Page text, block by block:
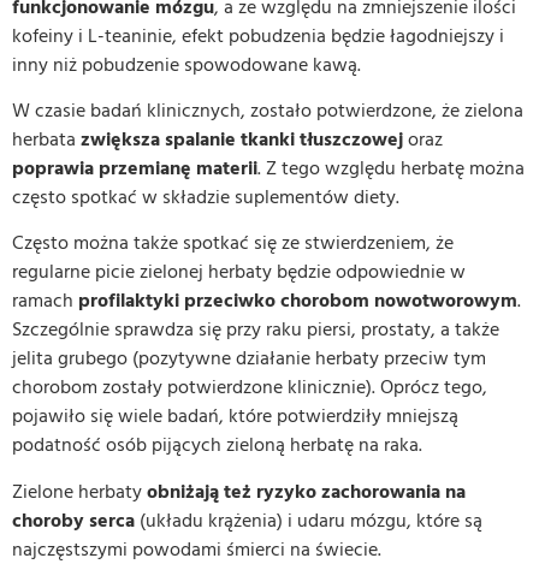
funkcjonowanie mózgu, a ze względu na zmniejszenie ilości
kofeiny i L-teaninie, efekt pobudzenia będzie łagodniejszy i
inny niż pobudzenie spowodowane kawą.
W czasie badań klinicznych, zostało potwierdzone, że zielona
herbata zwiększa spalanie tkanki tłuszczowejoraz
poprawia przemianę materii. Z tego względu herbatę można
często spotkać w składzie suplementów diety.
Często można także spotkać się ze stwierdzeniem, że
regularne picie zielonej herbaty będzie odpowiednie w
ramach profilaktyki przeciwko chorobom nowotworowym.
Szczególnie sprawdza się przy raku piersi, prostaty, a także
jelita grubego (pozytywne działanie herbaty przeciw tym
chorobom zostały potwierdzone klinicznie). Oprócz tego,
pojawiło się wiele badań, które potwierdziły mniejszą
podatność osób pijących zieloną herbatę na raka.
Zielone herbatyobniżają też ryzyko zachorowania na
choroby serca (układu krążenia) i udaru mózgu, które są
najczęstszymi powodami śmierci na świecie.